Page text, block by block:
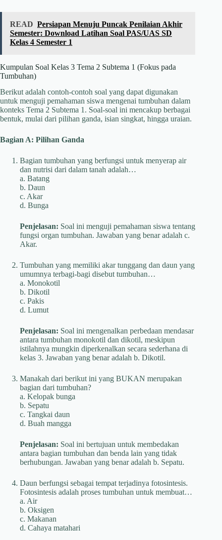
READ Persiapan Menuju Puncak Penilaian Akhir
Semester: Download Latihan Soal PAS/UAS SD
Kelas 4 Semester 1
Kumpulan Soal Kelas 3 Tema 2 Subtema 1 (Fokus pada
Tumbuhan)
Berikut adalah contoh-contoh soal yang dapat digunakan
untuk menguji pemahaman siswa mengenai tumbuhan dalam
konteks Tema 2 Subtema 1. Soal-soal ini mencakup berbagai
bentuk, mulai dari pilihan ganda, isian singkat, hingga uraian.
Bagian A: Pilihan Ganda
Bagian tumbuhan yang berfungsi untuk menyerap air
dan nutrisi dari dalam tanah adalah…
a. Batang
b. Daun
c. Akar
d. Bunga
Penjelasan: Soal ini menguji pemahaman siswa tentang
fungsi organ tumbuhan. Jawaban yang benar adalah c.
Akar.
Tumbuhan yang memiliki akar tunggang dan daun yang
umumnya terbagi-bagi disebut tumbuhan…
a. Monokotil
b. Dikotil
c. Pakis
d. Lumut
Penjelasan: Soal ini mengenalkan perbedaan mendasar
antara tumbuhan monokotil dan dikotil, meskipun
istilahnya mungkin diperkenalkan secara sederhana di
kelas 3. Jawaban yang benar adalah b. Dikotil.
Manakah dari berikut ini yang BUKAN merupakan
bagian dari tumbuhan?
a. Kelopak bunga
b. Sepatu
c. Tangkai daun
d. Buah mangga
Penjelasan: Soal ini bertujuan untuk membedakan
antara bagian tumbuhan dan benda lain yang tidak
berhubungan. Jawaban yang benar adalah b. Sepatu.
Daun berfungsi sebagai tempat terjadinya fotosintesis.
Fotosintesis adalah proses tumbuhan untuk membuat…
a. Air
b. Oksigen
c. Makanan
d. Cahaya matahari